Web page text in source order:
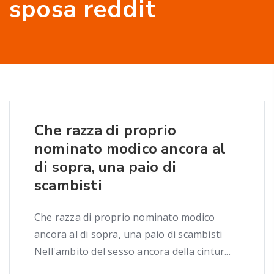
sposa reddit
Che razza di proprio
nominato modico ancora al
di sopra, una paio di
scambisti
Che razza di proprio nominato modico
ancora al di sopra, una paio di scambisti
Nell'ambito del sesso ancora della cintur...